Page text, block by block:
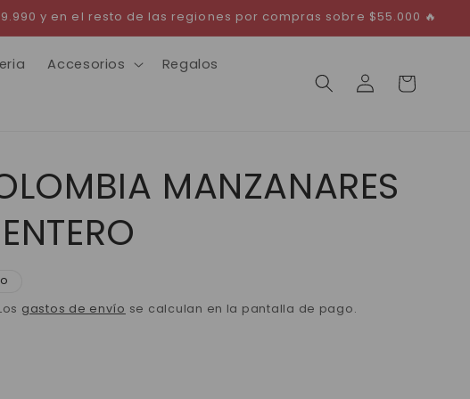
y en el resto de las regiones por compras sobre $55.000 🔥
Accesorios Regalos
Iniciar
sesión
Carrito
MANZANARES
gastos de envío se calculan en la pantalla de pago.